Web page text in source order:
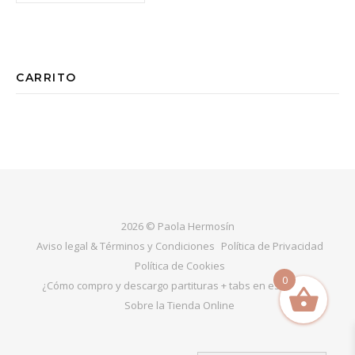
CARRITO
2026 © Paola Hermosín
Aviso legal & Términos y Condiciones Política de Privacidad
Política de Cookies
¿Cómo compro y descargo partituras + tabs en esta web?
Sobre la Tienda Online
0